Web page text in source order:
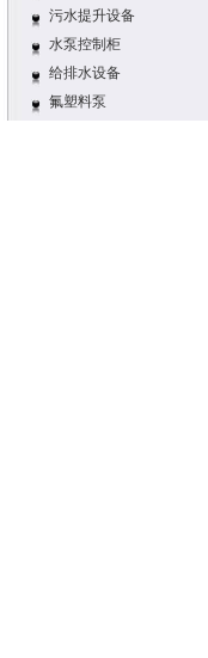
污水提升设备
水泵控制柜
给排水设备
氟塑料泵